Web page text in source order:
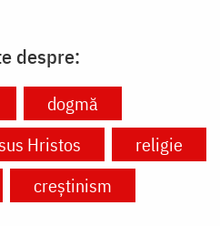
despre:
dogmă
Hristos
religie
creștinism